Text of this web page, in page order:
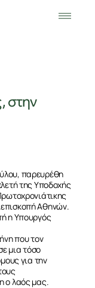
στην
παρευρέθη
της Υποδοχής
Αθηνών.
η Υπουργός
που τον
μια τόσο
για την
ο λαός μας.